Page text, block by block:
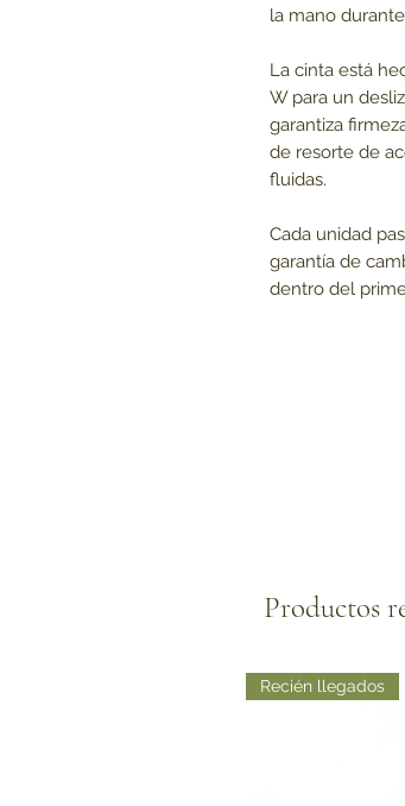
Productos
Recién llegados
la mano
La cinta está
W para un
garantiza
de resorte de
fluidas.
Cada unidad
garantía de
dentro del